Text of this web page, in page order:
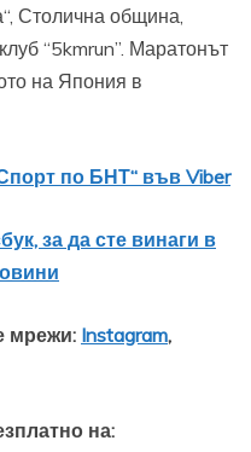
Столична община,
“5kmrun”. Маратонът
на Япония в
по БНТ“ във Viber
за да сте винаги в
мрежи: Instagram,
на: